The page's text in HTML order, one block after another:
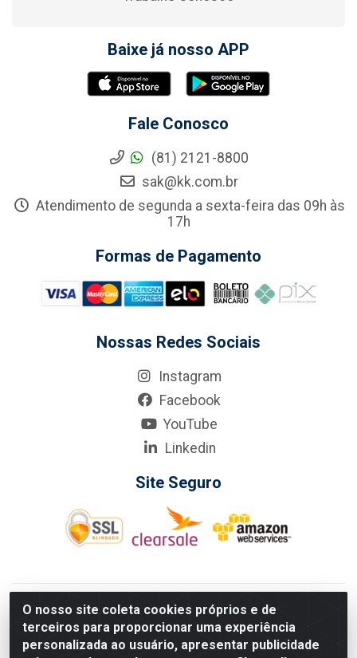
O nosso site coleta cookies próprios e de
terceiros para proporcionar uma experiência
personalizada ao usuário, apresentar publicidade
Baixe já nosso APP
Fale Conosco
(81) 2121-8800
sak@kk.com.br
Atendimento de segunda a sexta-feira das 09h às
17h
Formas de Pagamento
Nossas Redes Sociais
Instagram
Facebook
YouTube
Linkedin
Site Seguro
KarneKeijo Logistica Integrada LTDA - Rod. Br-101 Sul, nº3700
- Barro, Recife/PE, 50900-400 CNPJ: 24.150.377/0001-95
Estados atendidos pela KarneKeijo: PE, PB e RN.